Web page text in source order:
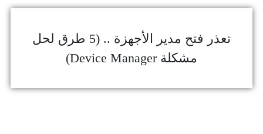
تعذر فتح مدير الأجهزة .. (5 طرق لحل
مشكلة Device Manager)